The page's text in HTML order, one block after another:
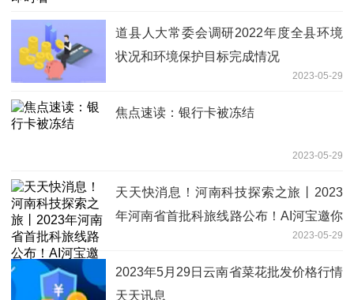
道县人大常委会调研2022年度全县环境
状况和环境保护目标完成情况
2023-05-29
焦点速读：银行卡被冻结
2023-05-29
天天快消息！河南科技探索之旅丨2023
年河南省首批科旅线路公布！AI河宝邀你
2023-05-29
2023年5月29日云南省菜花批发价格行情
天天讯息